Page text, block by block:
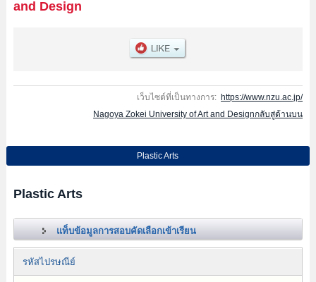
ข้อมูลตามอัธยาศัย
and Design
เว็บไซต์ที่เป็นทางการ: https://www.nzu.ac.jp/
Nagoya Zokei University of Art and Designกลับสู่ด้านบน
Plastic Arts
Plastic Arts
แท็บข้อมูลการสอบคัดเลือกเข้าเรียน
รหัสไปรษณีย์